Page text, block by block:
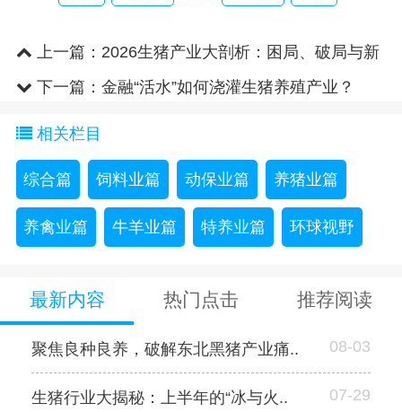
上一篇： 2026生猪产业大剖析：困局、破局与新
局 下一篇： 金融“活水”如何浇灌生猪养殖产业？
相关栏目
综合篇 饲料业篇 动保业篇 养猪业篇
养禽业篇 牛羊业篇 特养业篇 环球视野
最新内容 热门点击 推荐阅读
聚焦良种良养，破解东北黑猪产业痛.. 08-03
生猪行业大揭秘：上半年的“冰与火.. 07-29